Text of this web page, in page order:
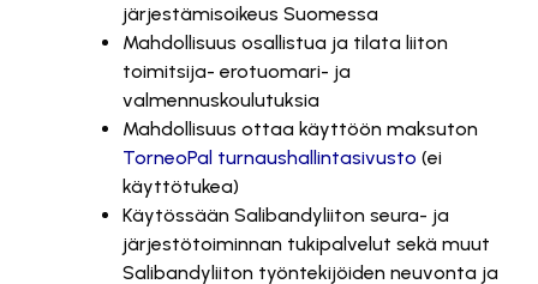
järjestämisoikeus Suomessa
Mahdollisuus osallistua ja tilata liiton
toimitsija- erotuomari- ja
valmennuskoulutuksia
Mahdollisuus ottaa käyttöön maksuton
TorneoPal turnaushallintasivusto (ei
käyttötukea)
Käytössään Salibandyliiton seura- ja
järjestötoiminnan tukipalvelut sekä muut
Salibandyliiton työntekijöiden neuvonta ja